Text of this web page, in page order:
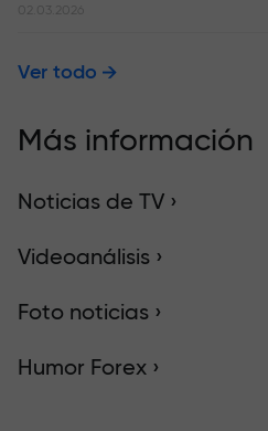
02.03.2026
Ver todo
Más información
Noticias de TV ›
Videoanálisis ›
Foto noticias ›
Humor Forex ›